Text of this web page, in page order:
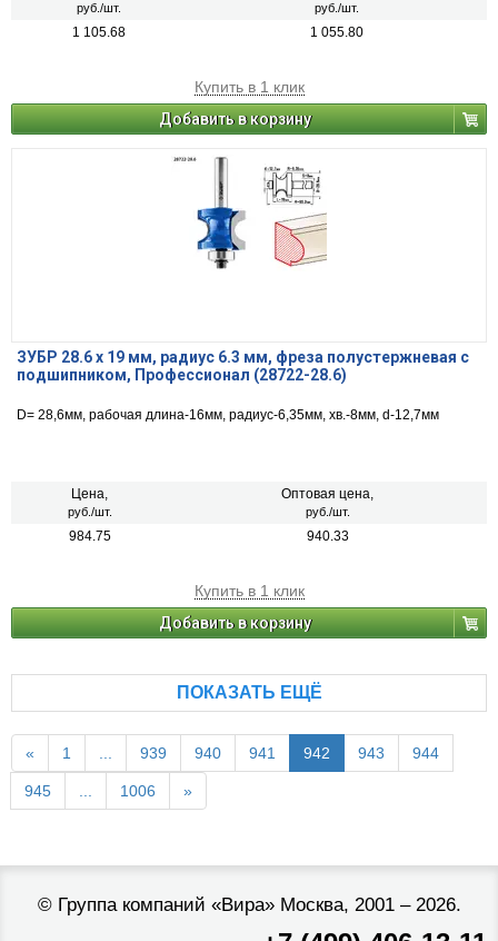
руб./шт. руб./шт.
1 105.68 1 055.80
Купить в 1 клик
Добавить в корзину
ЗУБР 28.6 x 19 мм, радиус 6.3 мм, фреза полустержневая с
подшипником, Профессионал (28722-28.6)
D= 28,6мм, рабочая длина-16мм, радиус-6,35мм, хв.-8мм, d-12,7мм
Цена,
руб./шт.
Оптовая цена,
руб./шт.
984.75 940.33
Купить в 1 клик
Добавить в корзину
ПОКАЗАТЬ ЕЩЁ
« 1 ... 939 940 941 942 943 944
945 ... 1006 »
© Группа компаний «Вира»Москва, 2001 – 2026.